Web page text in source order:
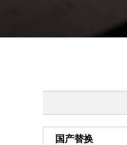
国产替换